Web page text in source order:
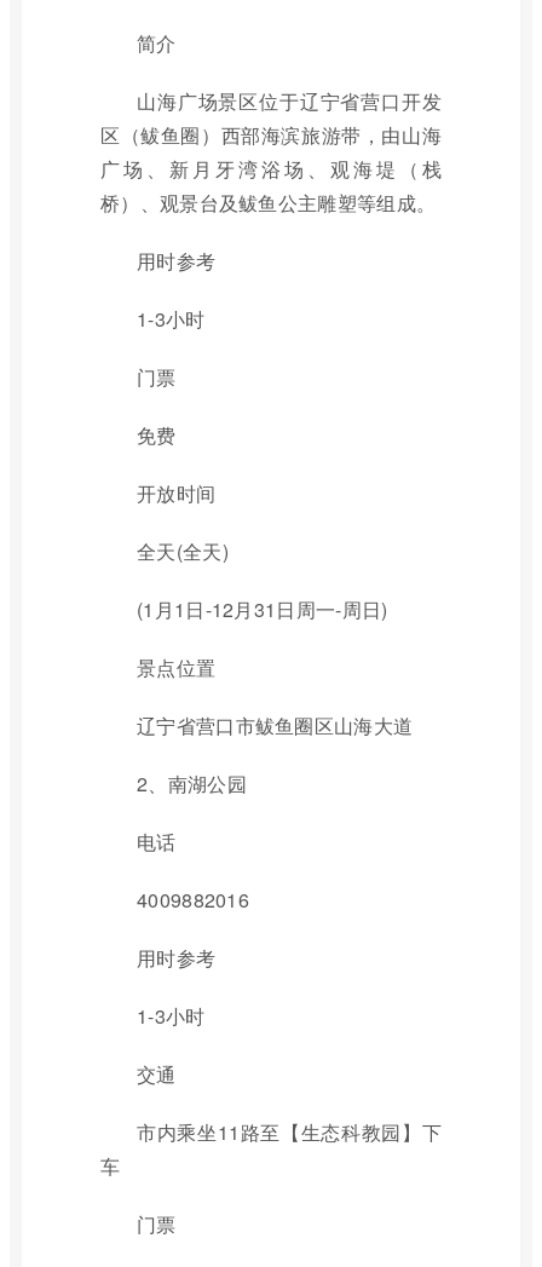
简介
山海广场景区位于辽宁省营口开发
区（鲅鱼圈）西部海滨旅游带，由山海
广场、新月牙湾浴场、观海堤（栈
桥）、观景台及鲅鱼公主雕塑等组成。
用时参考
1-3小时
门票
免费
开放时间
全天(全天)
(1月1日-12月31日周一-周日)
景点位置
辽宁省营口市鲅鱼圈区山海大道
2、南湖公园
电话
4009882016
用时参考
1-3小时
交通
市内乘坐11路至【生态科教园】下
车
门票